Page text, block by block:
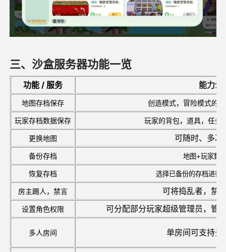
三、沙盒服务器功能一览
功能 / 服务 能力介
地图存档保存 创造模式，冒险模式的
玩家存档数据保存 玩家的背包，道具，任务
更换地图 可随时、多次
备份存档 地图+玩家数
恢复存档 选择已备份的存档进行
房主踢人，禁言 可将捣乱者，禁
设置角色权限 可分配部分玩家超级管理员，管
多人房间 单房间可支持多